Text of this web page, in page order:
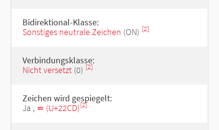
Bidirektional-Klasse:
Sonstiges neutrale Zeichen (ON) [2]
Verbindungsklasse:
Nicht versetzt(0) [2]
Zeichen wird gespiegelt:
Ja , ⋍ (U+22CD)[2]